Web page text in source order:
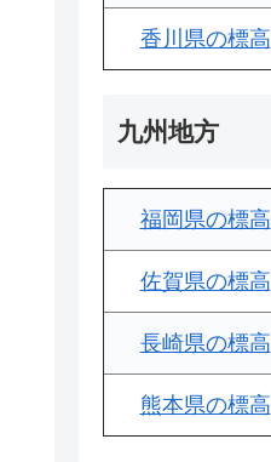
香川県の標高
九州地方
福岡県の標高
佐賀県の標高
長崎県の標高
熊本県の標高